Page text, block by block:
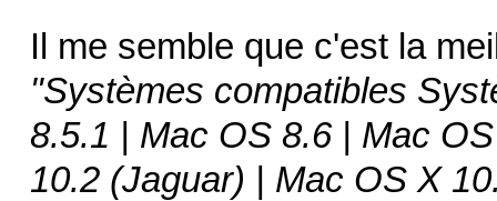
Il me semble que c'est la
"Systèmes compatibles
8.5.1 | Mac OS 8.6 | Mac
10.2 (Jaguar) | Mac OS X